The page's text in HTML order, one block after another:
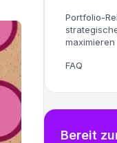
Portfolio-
maximieren
FAQ
Bereit